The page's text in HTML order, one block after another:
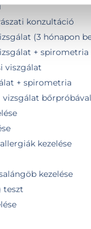
konzultáció
(3 hónapon
+ spirometria
viszgálat
+ spirometria
kezelése
kezelése
teszt